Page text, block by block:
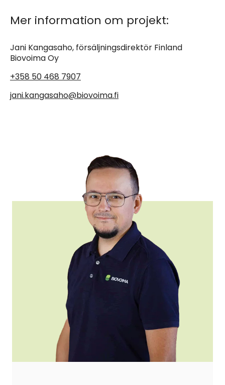
Mer information om projekt:
Jani Kangasaho, försäljningsdirektör Finland
Biovoima Oy
+358 50 468 7907
jani.kangasaho@biovoima.fi